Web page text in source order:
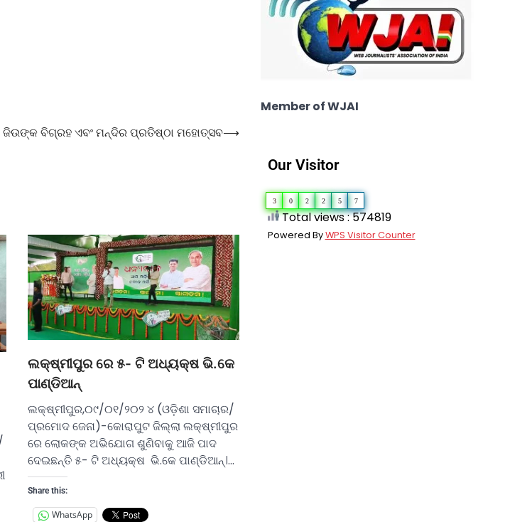
ଜିଉଙ୍କ ବିଗ୍ରହ ଏବଂ ମନ୍ଦିର ପ୍ରତିଷ୍ଠା ମହୋତ୍ସବ⟶
ଲକ୍ଷ୍ମୀପୁର ରେ ୫- ଟି ଅଧ୍ୟକ୍ଷ ଭି.କେ
ପାଣ୍ଡିଆନ୍
ଲକ୍ଷ୍ମୀପୁର,୦୯/୦୧/୨୦୨ ୪ (ଓଡ଼ିଶା ସମାଚାର/
ପ୍ରମୋଦ ଜେନା)-କୋରାପୁଟ ଜିଲ୍ଲା ଲକ୍ଷ୍ମୀପୁର
ରେ ଲୋକଙ୍କ ଅଭିଯୋଗ ଶୁଣିବାକୁ ଆଜି ପାଦ
ଦେଇଛନ୍ତି ୫- ଟି ଅଧ୍ୟକ୍ଷ ଭି.କେ ପାଣ୍ଡିଆନ୍।…
Share this:
WhatsApp
Member of WJAI
Our Visitor
3 0 2 2 5 7
Total views : 574819
Powered ByWPS Visitor Counter